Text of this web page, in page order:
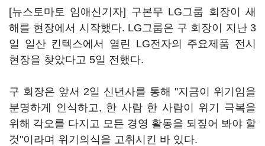
[뉴스토마토 임애신기자] 구본무 LG그룹 회장이 새
해를 현장에서 시작했다. LG그룹은 구 회장이 지난 3
일 일산 킨텍스에서 열린 LG전자의 주요제품 전시
현장을 찾았다고 5일 전했다.
구 회장은 앞서 2일 신년사를 통해 "지금이 위기임을
분명하게 인식하고, 한 사람 한 사람이 위기 극복을
위해 각오를 다지고 모든 경영 활동을 되짚어 봐야 할
것"이라며 위기의식을 고취시킨 바 있다.